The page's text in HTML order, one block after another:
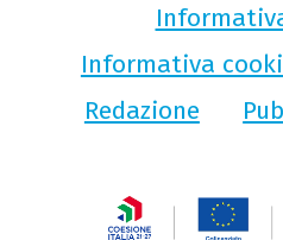
Informativa
Redazione